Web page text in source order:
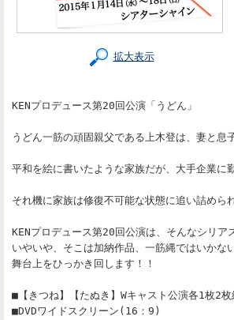
拡大表示
KENプロデュース第20回公演「うどん」
うどん一筋の頑固親父である上木登は、妻と息
平和を絵に書いたような家族だが、大手企業に
それ機に家族は修復不可能な状態に追い詰めら
KENプロデュース第20回公演は、そんなシリア
いやいや、そこは加納作品、一筋縄ではいかな
舞台上をひっかき回します！！
■【きつね】【たぬき】Wキャスト公演各1枚2枚
■DVDワイドスクリーン(16：9)